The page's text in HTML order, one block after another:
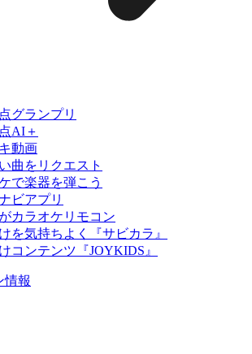
グランプリ
AI＋
動画
曲をリクエスト
で楽器を弾こう
ビアプリ
カラオケリモコン
を気持ちよく『サビカラ』
コンテンツ『JOYKIDS』
情報